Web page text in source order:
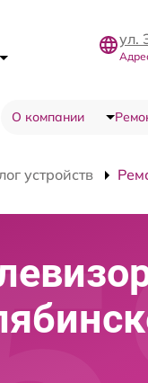
ул.
О компании
устройств